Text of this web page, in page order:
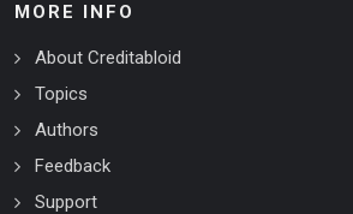
MORE INFO
About Creditabloid
Topics
Authors
Feedback
Support